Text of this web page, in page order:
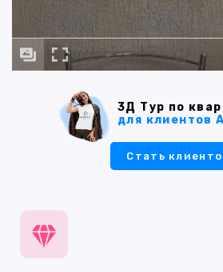
3Д Тур по
для клиентов
Стать